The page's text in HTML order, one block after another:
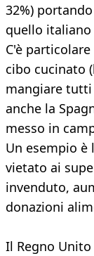
32%)
quello italiano
C'è
cibo cucinato
mangiare tutti
anche la
messo in
Un esempio è
vietato ai
invenduto,
donazioni
Il Regno